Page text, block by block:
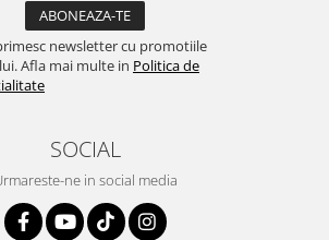
newsletter cu promotiile
Afla mai multe in Politica de
SOCIAL
ne in social media